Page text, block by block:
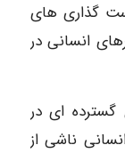
گذاری های
انسانی در
ای در
ناشی از